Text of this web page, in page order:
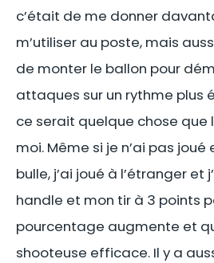
c’était de me donner
m’utiliser au poste, mais
de monter le ballon pour
attaques sur un rythme plus
ce serait quelque chose que
moi. Même si je n’ai pas joué
bulle, j’ai joué à l’étranger et
handle et mon tir à 3 points
pourcentage augmente et
shooteuse efficace. Il y a